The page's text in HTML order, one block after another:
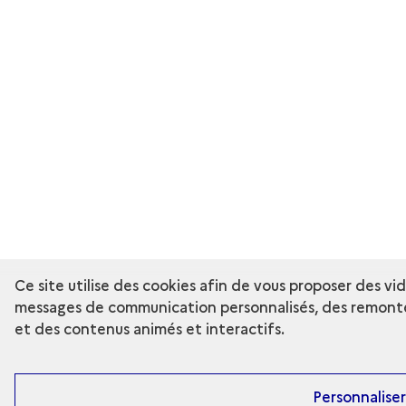
Ce site utilise des cookies afin de vous proposer des
messages de communication personnalisés, des
et des contenus animés et interactifs.
Personnaliser